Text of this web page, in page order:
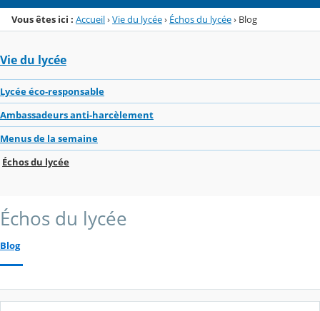
Vous êtes ici : Accueil›Vie du lycée› Échos du lycée› Blog
Vie du lycée
Lycée éco-responsable
Ambassadeurs anti-harcèlement
Menus de la semaine
Échos du lycée
Échos du lycée
Blog